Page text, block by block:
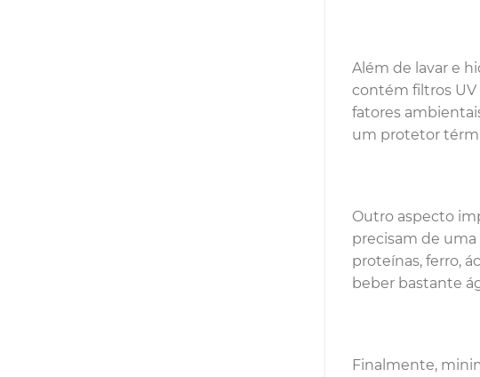
Além de lavar e
contém filtros UV
fatores
um protetor
Outro aspecto
precisam de
proteínas, ferro,
beber bastante
Finalmente,